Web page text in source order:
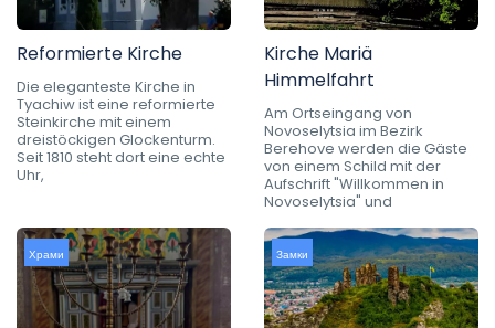
Reformierte Kirche
Die eleganteste Kirche in
Tyachiw ist eine reformierte
Steinkirche mit einem
dreistöckigen Glockenturm.
Seit 1810 steht dort eine echte
Uhr,
Kirche Mariä
Himmelfahrt
Am Ortseingang von
Novoselytsia im Bezirk
Berehove werden die Gäste
von einem Schild mit der
Aufschrift "Willkommen in
Novoselytsia" und
Храми Замки